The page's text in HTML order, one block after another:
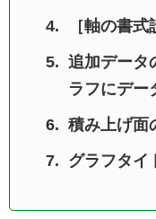
［軸の書
追加データ
ラフにデー
積み上げ面
グラフタイ